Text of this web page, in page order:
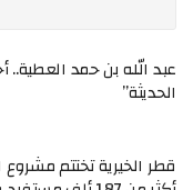
عبد الله بن حمد
الحديثة”